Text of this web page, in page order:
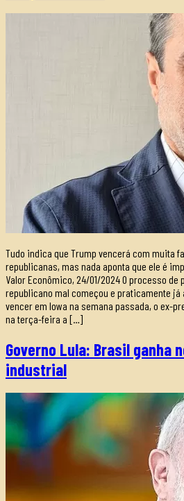
Tudo indica que Trump vencerá com muita
republicanas, mas nada aponta que ele é
Valor Econômico, 24/01/2024 O processo
republicano mal começou e praticamente já
vencer em Iowa na semana passada, o ex-
na terça-feira a […]
Governo Lula: Brasil ganha
industrial